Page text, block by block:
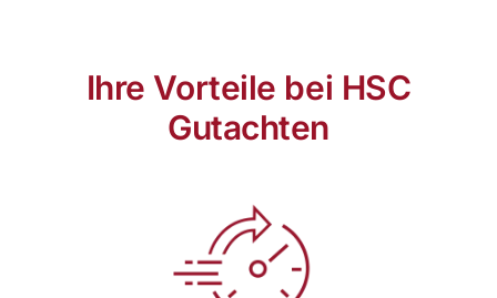
Ihre Vorteile bei HSC
Gutachten